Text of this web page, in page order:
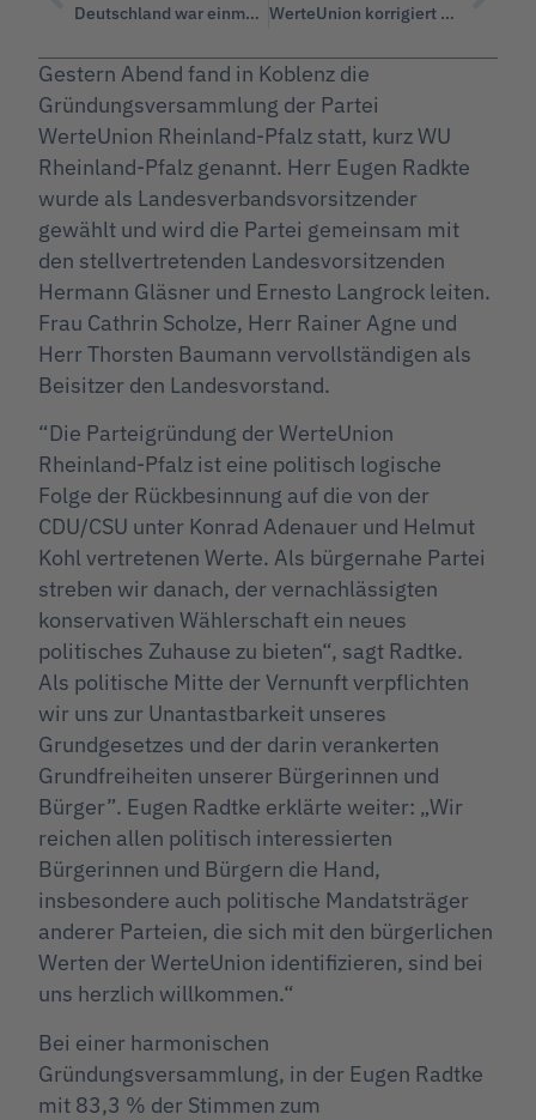
Deutschland war einmal die Apotheke der Welt, jetzt sind wir von China abhängig.
WerteUnion korrigiert die Tagesschau: Waldbrände nehmen nicht zu, sondern gehen seit 2003 zurück!
Gestern Abend fand in Koblenz die
Gründungsversammlung der Partei
WerteUnion Rheinland-Pfalz statt, kurz WU
Rheinland-Pfalz genannt. Herr Eugen Radkte
wurde als Landesverbandsvorsitzender
gewählt und wird die Partei gemeinsam mit
den stellvertretenden Landesvorsitzenden
Hermann Gläsner und Ernesto Langrock leiten.
Frau Cathrin Scholze, Herr Rainer Agne und
Herr Thorsten Baumann vervollständigen als
Beisitzer den Landesvorstand.
“Die Parteigründung der WerteUnion
Rheinland-Pfalz ist eine politisch logische
Folge der Rückbesinnung auf die von der
CDU/CSU unter Konrad Adenauer und Helmut
Kohl vertretenen Werte. Als bürgernahe Partei
streben wir danach, der vernachlässigten
konservativen Wählerschaft ein neues
politisches Zuhause zu bieten“, sagt Radtke.
Als politische Mitte der Vernunft verpflichten
wir uns zur Unantastbarkeit unseres
Grundgesetzes und der darin verankerten
Grundfreiheiten unserer Bürgerinnen und
Bürger”. Eugen Radtke erklärte weiter: „Wir
reichen allen politisch interessierten
Bürgerinnen und Bürgern die Hand,
insbesondere auch politische Mandatsträger
anderer Parteien, die sich mit den bürgerlichen
Werten der WerteUnion identifizieren, sind bei
uns herzlich willkommen.“
Bei einer harmonischen
Gründungsversammlung, in der Eugen Radtke
mit 83,3 % der Stimmen zum